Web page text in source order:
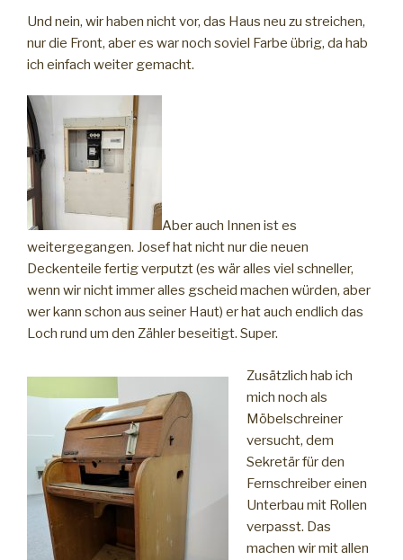
Und nein, wir haben nicht vor, das Haus neu zu streichen,
nur die Front, aber es war noch soviel Farbe übrig, da hab
ich einfach weiter gemacht.
Aber auch Innen ist es
weitergegangen. Josef hat nicht nur die neuen
Deckenteile fertig verputzt (es wär alles viel schneller,
wenn wir nicht immer alles gscheid machen würden, aber
wer kann schon aus seiner Haut) er hat auch endlich das
Loch rund um den Zähler beseitigt. Super.
Zusätzlich hab ich
mich noch als
Möbelschreiner
versucht, dem
Sekretär für den
Fernschreiber einen
Unterbau mit Rollen
verpasst. Das
machen wir mit allen